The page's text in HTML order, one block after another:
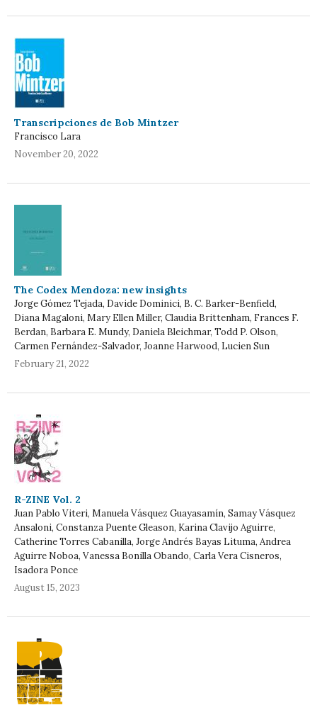
Transcripciones de Bob Mintzer
Francisco Lara
November 20, 2022
The Codex Mendoza: new insights
Jorge Gómez Tejada, Davide Dominici, B. C. Barker-Benfield,
Diana Magaloni, Mary Ellen Miller, Claudia Brittenham, Frances F.
Berdan, Barbara E. Mundy, Daniela Bleichmar, Todd P. Olson,
Carmen Fernández-Salvador, Joanne Harwood, Lucien Sun
February 21, 2022
R-ZINE Vol. 2
Juan Pablo Viteri, Manuela Vásquez Guayasamín, Samay Vásquez
Ansaloni, Constanza Puente Gleason, Karina Clavijo Aguirre,
Catherine Torres Cabanilla, Jorge Andrés Bayas Lituma, Andrea
Aguirre Noboa, Vanessa Bonilla Obando, Carla Vera Cisneros,
Isadora Ponce
August 15, 2023